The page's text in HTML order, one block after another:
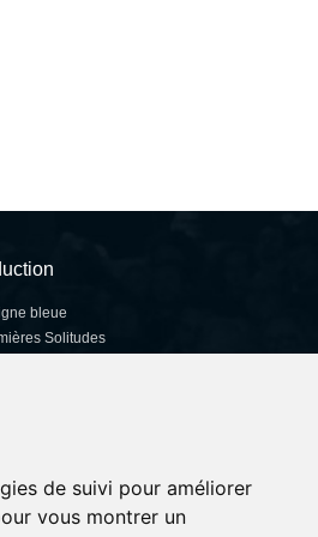
de suivi pour améliorer
vous montrer un
bleue
Solitudes
jours à